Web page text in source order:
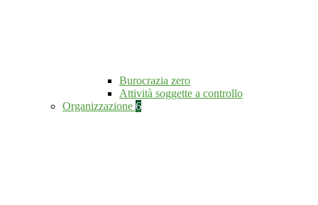
Burocrazia zero
Attività soggette a controllo
Organizzazione 6